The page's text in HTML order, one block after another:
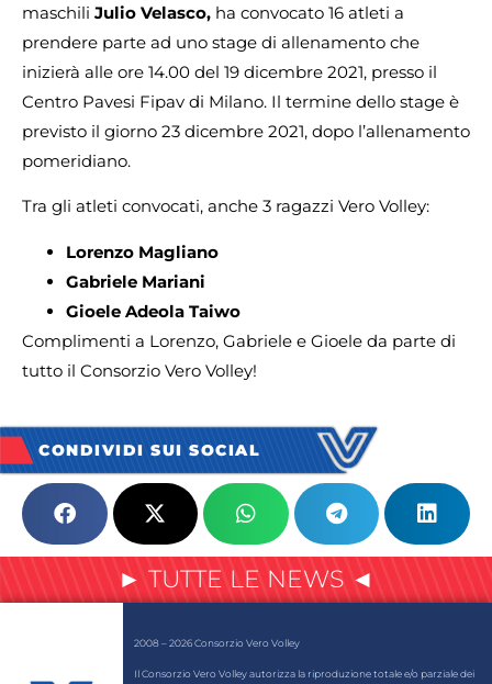
maschili Julio Velasco, ha convocato 16 atleti a
prendere parte ad uno stage di allenamento che
inizierà alle ore 14.00 del 19 dicembre 2021, presso il
Centro Pavesi Fipav di Milano. Il termine dello stage è
previsto il giorno 23 dicembre 2021, dopo l’allenamento
pomeridiano.
Tra gli atleti convocati, anche 3 ragazzi Vero Volley:
Lorenzo Magliano
Gabriele Mariani
Gioele Adeola Taiwo
Complimenti a Lorenzo, Gabriele e Gioele da parte di
tutto il Consorzio Vero Volley!
CONDIVIDI SUI SOCIAL
► TUTTE LE NEWS ◄
2008 – 2026 Consorzio Vero Volley
Il Consorzio Vero Volley autorizza la riproduzione totale e/o parziale dei